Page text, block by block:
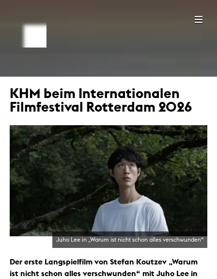
KHM beim Internationalen
Filmfestival Rotterdam 2026
+ 6
Juho Lee in „Warum ist nicht schon alles verschwunden“
Der erste Langspielfilm von Stefan Koutzev „Warum
ist nicht schon alles verschwunden“ mit Juho Lee in